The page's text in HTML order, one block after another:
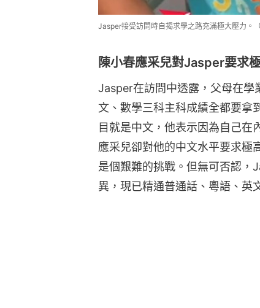
Jasper接受訪問時自揭求學之路充滿極大壓力。
陳小春應采兒對Jasper要求
Jasper在訪問中透露，父母在學
文、數學三科主科成績全都要拿
目就是中文，他表示因為自己在
應采兒卻對他的中文水平要求極
是個艱難的挑戰。但無可否認，
異，現已精通普通話、粵語、英